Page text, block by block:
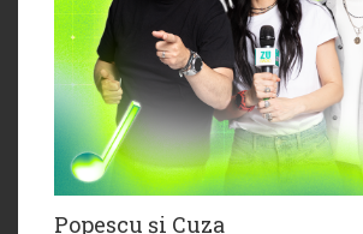
Popescu și Cuza